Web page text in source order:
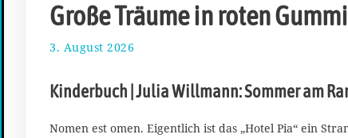
Große Träume in roten
3. August 2026
u
u
Kinderbuch | Julia Willmann: Sommer am
Nomen est omen. Eigentlich ist das „Hotel Pia“ ein